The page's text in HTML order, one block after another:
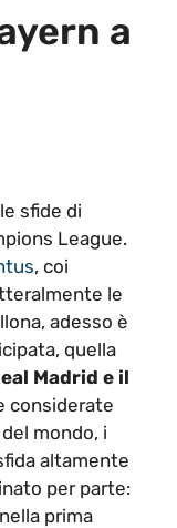
a
sfide di
League.
, coi
le
adesso è
quella
Madrid e il
considerate
mondo, i
altamente
per parte:
prima